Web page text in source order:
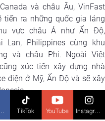
và châu Âu, VinFast
tiến ra những quốc gia láng
vực châu Á như Ấn Độ,
Lan, Philippines cùng khu
và châu Phi. Ngoài Việt
xúc tiến xây dựng nhà
điện ở Mỹ, Ấn Độ và sẽ xây
Xu hướng di chuyển xanh
TikTok YouTube